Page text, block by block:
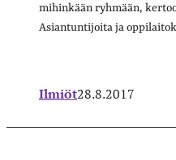
mihinkään ryhmään,
Asiantuntijoita ja
Ilmiöt28.8.2017